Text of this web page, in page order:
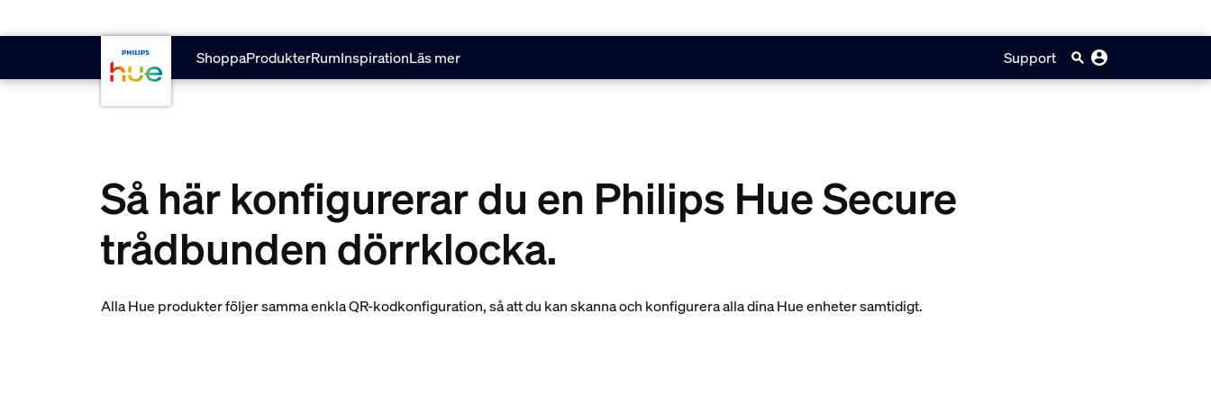
ShoppaProdukterRumInspirationLäs mer Support
Så här konfigurerar du en Philips Hue Secure
trådbunden dörrklocka.
Alla Hue produkter följer samma enkla QR-kodkonfiguration, så att du kan skanna och konfigurera alla dina Hue enheter samtidigt.